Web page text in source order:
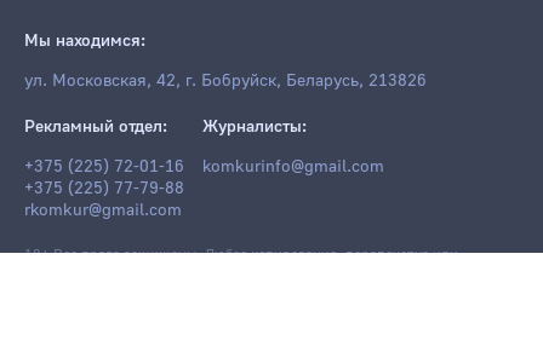
Мы находимся:
ул. Московская, 42, г. Бобруйск, Беларусь, 213826
Рекламный отдел:
+375 (225) 72-01-16
+375 (225) 77-79-88
rkomkur@gmail.com
Журналисты:
komkurinfo@gmail.com
18+ Все права защищены. Любое копирование, перепечатка или